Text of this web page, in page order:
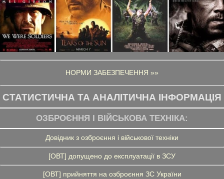
НОРМИ ЗАБЕЗПЕЧЕННЯ »»
СТАТИСТИЧНА ТА АНАЛІТИЧНА ІНФОРМАЦІЯ
ОЗБРОЄННЯ І ВІЙСЬКОВА ТЕХНІКА:
Довідник з озброєння і військової техніки
[ОВТ] допущено до експлуатації в ЗСУ
[ОВТ] прийняття на озброєння ЗС України